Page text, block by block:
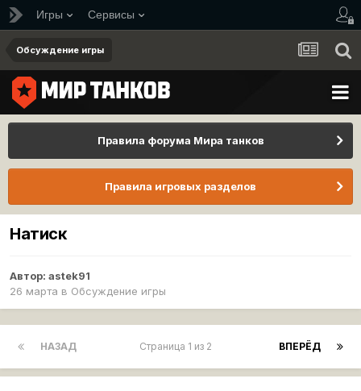
Игры Сервисы
Обсуждение игры
Правила форума Мира танков
Правила игровых разделов
Натиск
Автор: astek91
26 марта в Обсуждение игры
НАЗАД ВПЕРЁД
Страница 1 из 2